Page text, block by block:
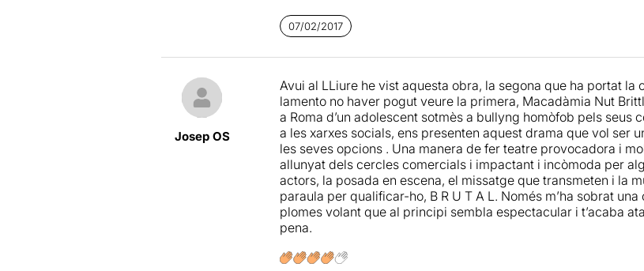
plàstiques de la seva proposta
l'anterior espectacle ja han passat 10 anys i
espectacles no arriba ja als espectadors per aquesta via.
Tornen a utilitzar el cós nu, aquesta vegada la d'un sol actor,
de la gent del seu entorn, que representen amb puntades de
passat per un espai tintat, per tal que quedin marcades les
perquè l'han vist fer-se un petó a la boca amb un altre
Una escenografia sòbria però alhora molt bella, plena
l'escenari, que es transforma en alguns moments en una
plomes que surten de coixins lligats al cap de quatre dels
salvatges en els seus diàlegs i en les seves performances i
tractant, potser perquè
Ens mostren que fer petons no és pas dolent
07/02/2017
Josep OS
Avui al LLiure he vist aquesta obra, la segona que ha portat
lamento no haver pogut veure la primera, Macadàmia Nut
a Roma d’un adolescent sotmès a bullyng homòfob pels
a les xarxes socials, ens presenten aquest drama que vol ser
les seves opcions . Una manera de fer teatre provocadora i
allunyat dels cercles comercials i impactant i incòmoda per
actors, la posada en escena, el missatge que transmeten i la
paraula per qualificar-ho, B R U T A L. Només m’ha sobrat
plomes volant que al principi sembla espectacular i t’acaba
pena.